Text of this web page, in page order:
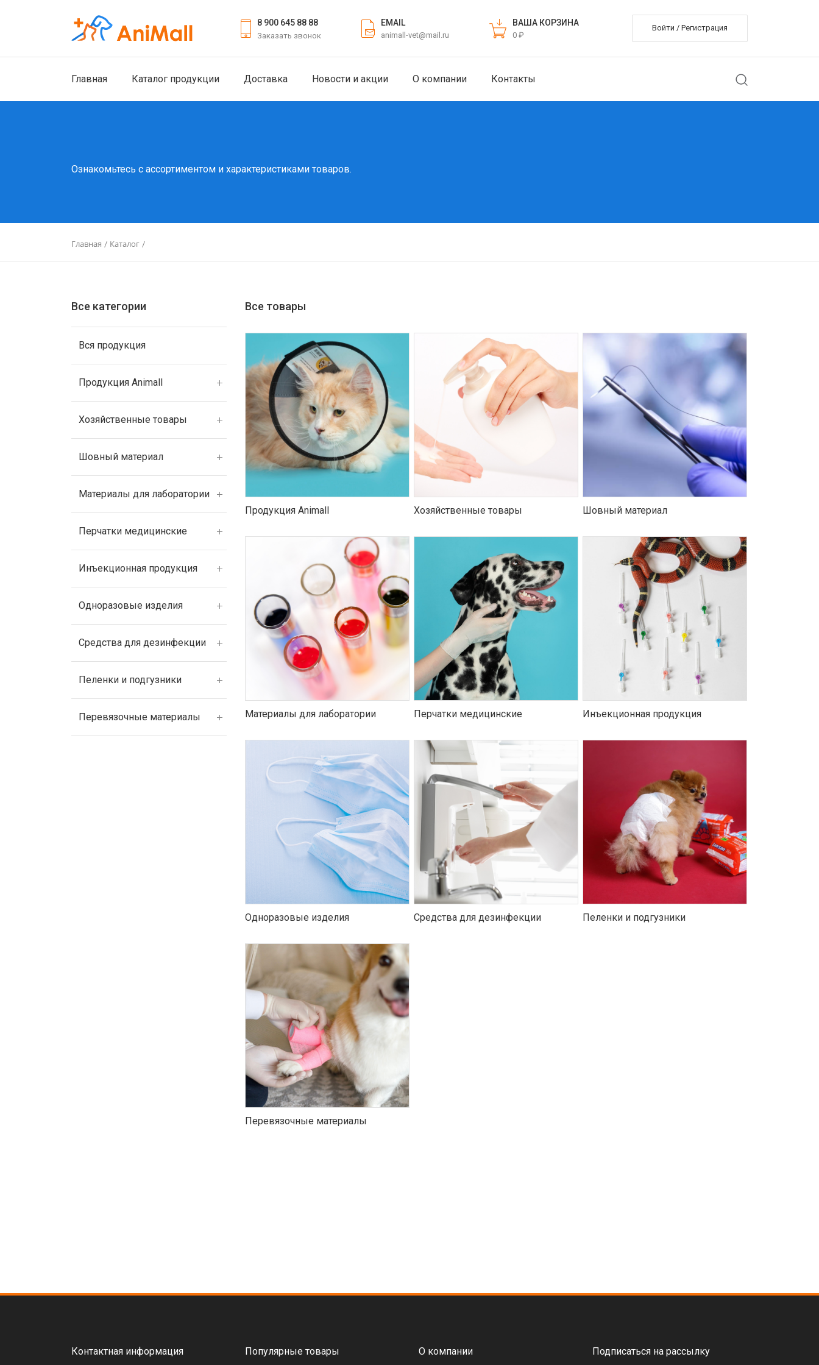
8 900 645 88 88
Заказать звонок
EMAIL
animall-vet@mail.ru
ВАША КОРЗИНА
0 ₽
Войти / Регистрация
Главная Каталог продукции Доставка Новости и акции О компании Контакты
Ознакомьтесь с ассортиментом и характеристиками товаров.
Главная / Каталог /
Все категории
Вся продукция
Продукция Animall
Хозяйственные товары
Шовный материал
Материалы для лаборатории
Перчатки медицинские
Инъекционная продукция
Одноразовые изделия
Средства для дезинфекции
Пеленки и подгузники
Перевязочные материалы
Все товары
Продукция Animall Хозяйственные товары Шовный материал
Материалы для лаборатории Перчатки медицинские Инъекционная продукция
Одноразовые изделия Средства для дезинфекции Пеленки и подгузники
Перевязочные материалы
Контактная информация Популярные товары О компании Подписаться на рассылку